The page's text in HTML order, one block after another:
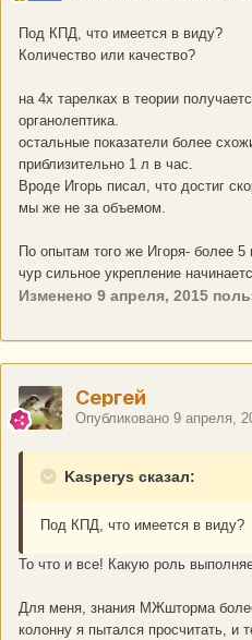
Под КПД, что имеется в виду?
Количество или качество?
на 4х тарелках в теории
органолептика.
остальные показатели более
приблизительно 1 л в час.
Вроде Игорь писал, что достиг
мы же не за объемом.
По опытам того же Игоря- более
чур сильное укрепление
Изменено 9 апреля, 2015
Сергей
Опубликовано 9 апреля,
Kasperys сказал:
Под КПД, что имеется в виду?
То что и все! Какую роль
Для меня, знания МЖшторма
колонну я пытался просчитать, и